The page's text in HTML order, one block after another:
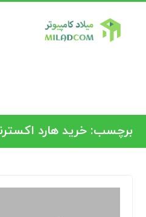
برچسب: خرید هارد